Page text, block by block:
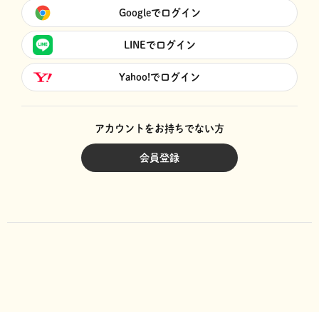
Googleでログイン
LINEでログイン
Yahoo!でログイン
アカウントをお持ちでない方
会員登録